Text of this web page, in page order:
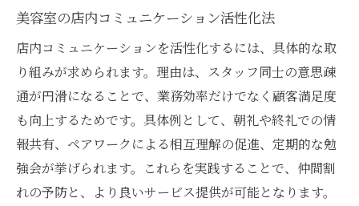
美容室の店内コミュニケーション活性化法
店内コミュニケーションを活性化するには、具体的な取
り組みが求められます。理由は、スタッフ同士の意思疎
通が円滑になることで、業務効率だけでなく顧客満足度
も向上するためです。具体例として、朝礼や終礼での情
報共有、ペアワークによる相互理解の促進、定期的な勉
強会が挙げられます。これらを実践することで、仲間割
れの予防と、より良いサービス提供が可能となります。